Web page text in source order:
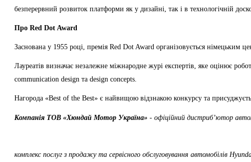
безперервний розвиток платформи як у дизайні, так і в технологічній
Про Red Dot Award
Заснована у 1955 році, премія Red Dot Award організовується німецьким
Лауреатів визначає незалежне міжнародне журі експертів, яке оцінює
communication design та design concepts.
Нагорода «Best of the Best» є найвищою відзнакою конкурсу та
Компанія ТOВ «Хюндай Мотор Україна» - офіційний дистриб’ютор
комплекс послуг з продажу та сервісного обслуговування автомобілів